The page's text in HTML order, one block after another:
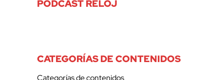
PODCAST RELOJ
CATEGORÍAS DE CONTENIDOS